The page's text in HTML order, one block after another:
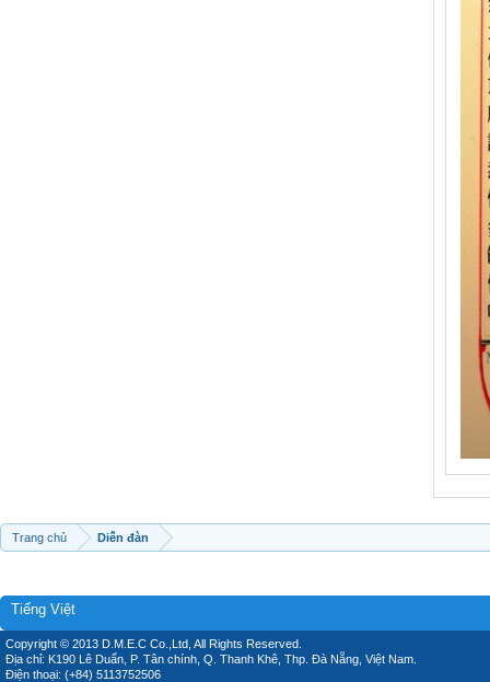
Trang chủ Diễn đàn
Tiếng Việt
Copyright © 2013 D.M.E.C Co.,Ltd, All Rights Reserved.
Địa chỉ: K190 Lê Duẩn, P. Tân chính, Q. Thanh Khê, Thp. Đà Nẵng, Việt Nam.
Điện thoại: (+84) 5113752506